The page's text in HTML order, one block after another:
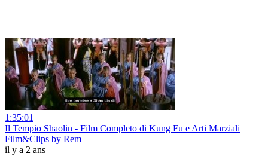
1:35:01
Il Tempio Shaolin - Film Completo di Kung Fu e Arti Marziali
Film&Clips by Rem
il y a 2 ans